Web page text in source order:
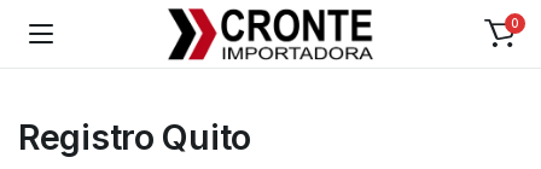
0
Registro Quito